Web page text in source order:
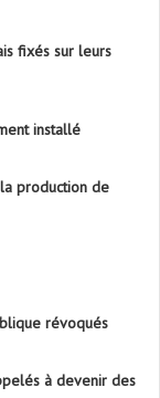
fixés sur leurs
installé
la production de
révoqués
à devenir des